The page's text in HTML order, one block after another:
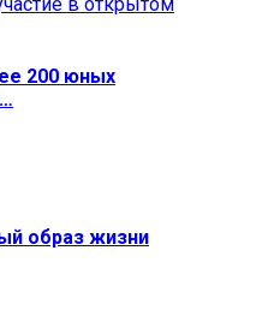
200 юных
образ жизни